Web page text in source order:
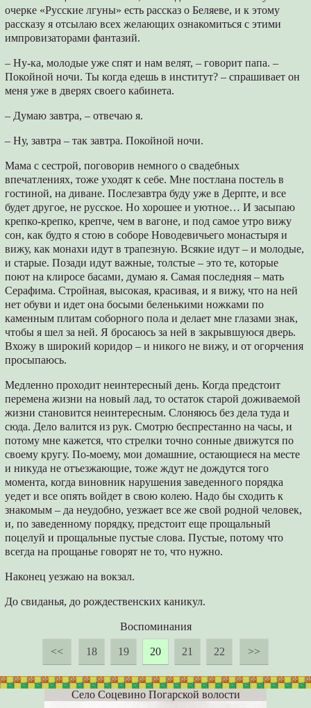
очерке «Русские лгуны» есть рассказ о Беляеве, и к этому
рассказу я отсылаю всех желающих ознакомиться с этими
импровизаторами фантазий.
– Ну-ка, молодые уже спят и нам велят, – говорит папа. –
Покойной ночи. Ты когда едешь в институт? – спрашивает он
меня уже в дверях своего кабинета.
– Думаю завтра, – отвечаю я.
– Ну, завтра – так завтра. Покойной ночи.
Мама с сестрой, поговорив немного о свадебных
впечатлениях, тоже уходят к себе. Мне постлана постель в
гостиной, на диване. Послезавтра буду уже в Дерпте, и все
будет другое, не русское. Но хорошее и уютное… И засыпаю
крепко-крепко, крепче, чем в вагоне, и под самое утро вижу
сон, как будто я стою в соборе Новодевичьего монастыря и
вижу, как монахи идут в трапезную. Всякие идут – и молодые,
и старые. Позади идут важные, толстые – это те, которые
поют на клиросе басами, думаю я. Самая последняя – мать
Серафима. Стройная, высокая, красивая, и я вижу, что на ней
нет обуви и идет она босыми беленькими ножками по
каменным плитам соборного пола и делает мне глазами знак,
чтобы я шел за ней. Я бросаюсь за ней в закрывшуюся дверь.
Вхожу в широкий коридор – и никого не вижу, и от огорчения
просыпаюсь.
Медленно проходит неинтересный день. Когда предстоит
перемена жизни на новый лад, то остаток старой доживаемой
жизни становится неинтересным. Слоняюсь без дела туда и
сюда. Дело валится из рук. Смотрю беспрестанно на часы, и
потому мне кажется, что стрелки точно сонные движутся по
своему кругу. По-моему, мои домашние, остающиеся на месте
и никуда не отъезжающие, тоже ждут не дождутся того
момента, когда виновник нарушения заведенного порядка
уедет и все опять войдет в свою колею. Надо бы сходить к
знакомым – да неудобно, уезжает все же свой родной человек,
и, по заведенному порядку, предстоит еще прощальный
поцелуй и прощальные пустые слова. Пустые, потому что
всегда на прощанье говорят не то, что нужно.
Наконец уезжаю на вокзал.
До свиданья, до рождественских каникул.
Воспоминания
<< 18 19 20 21 22 >>
Село Соцевино Погарской волости